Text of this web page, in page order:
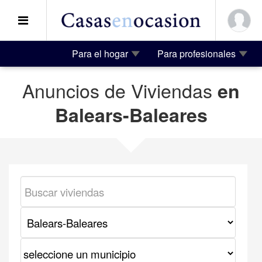
Para el hogar Para profesionales
Anuncios de Viviendas en
Balears-Baleares